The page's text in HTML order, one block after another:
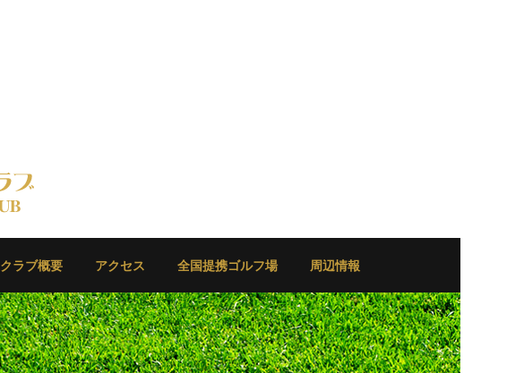
クラブ概要 アクセス 全国提携ゴルフ場 周辺情報